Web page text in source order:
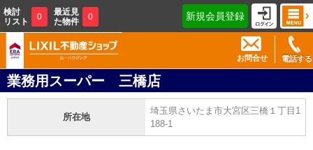
検討
リスト
0
最近見
た物件
0 新規会員登録
電話する
お問合せ
業務用スーパー 三橋店
所在地
埼玉県さいたま市大宮区三橋１丁目1
188-1